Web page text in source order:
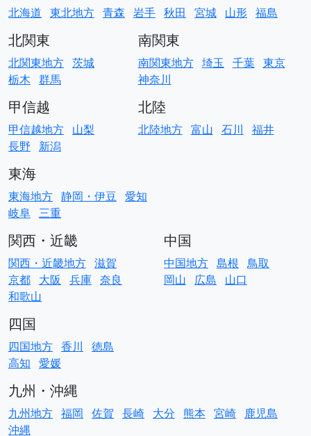
北海道 東北地方 青森 岩手 秋田 宮城 山形 福島
北関東
北関東地方 茨城
栃木 群馬
南関東
南関東地方 埼玉 千葉 東京
神奈川
甲信越
甲信越地方 山梨
長野
新潟
北陸
北陸地方 富山 石川 福井
東海
東海地方 静岡・伊豆 愛知
岐阜 三重
関西・近畿
関西・近畿地方 滋賀
京都 大阪 兵庫 奈良
和歌山
中国
中国地方 島根 鳥取
岡山
広島 山口
四国
四国地方 香川
徳島
高知 愛媛
九州・沖縄
九州地方 福岡 佐賀 長崎 大分 熊本 宮崎
鹿児島
沖縄